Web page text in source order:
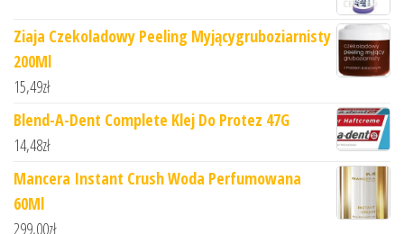
Ziaja Czekoladowy Peeling Myjącygruboziarnisty
200Ml
15,49zł
Blend-A-Dent Complete Klej Do Protez 47G
14,48zł
Mancera Instant Crush Woda Perfumowana
60Ml
299,00zł